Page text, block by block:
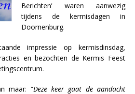
Berichten’ waren aanwezig
tijdens de kermisdagen in
Doornenburg.
impressie op kermisdinsdag,
en bezochten de Kermis Feest
maar: “Deze keer gaat de aandacht